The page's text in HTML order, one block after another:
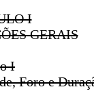
I
GERAIS
I
Foro e